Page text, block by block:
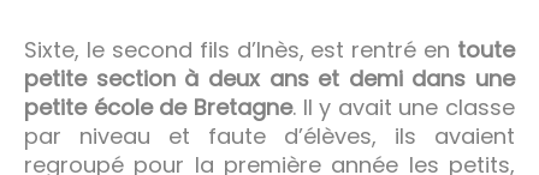
Sixte, le second fils d’Inès, est rentré en toute
petite section à deux ans et demi dans une
petite école de Bretagne. Il y avait une classe
par niveau et faute d’élèves, ils avaient
regroupé pour la première année les petits,